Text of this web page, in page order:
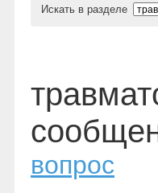
Искать в разделе
вопрос